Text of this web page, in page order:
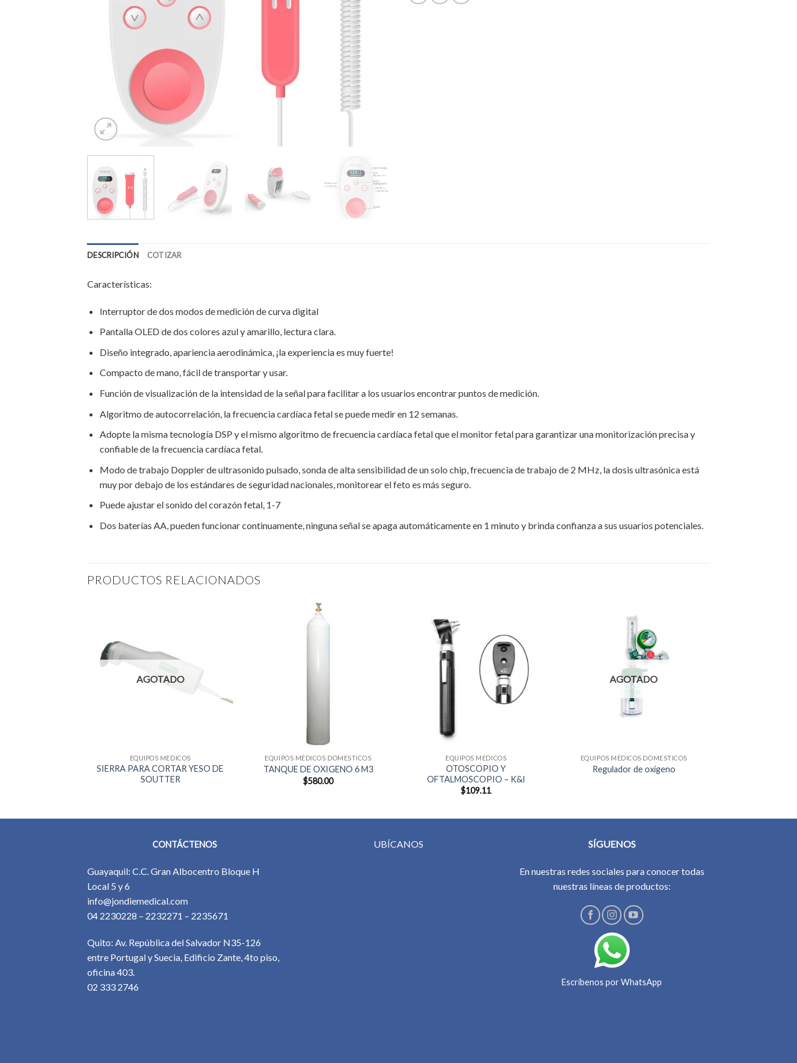
DESCRIPCIÓN COTIZAR
Características:
Interruptor de dos modos de medición de curva digital
Pantalla OLED de dos colores azul y amarillo, lectura clara.
Diseño integrado, apariencia aerodinámica, ¡la experiencia es muy fuerte!
Compacto de mano, fácil de transportar y usar.
Función de visualización de la intensidad de la señal para facilitar a los usuarios encontrar puntos de medición.
Algoritmo de autocorrelación, la frecuencia cardíaca fetal se puede medir en 12 semanas.
Adopte la misma tecnología DSP y el mismo algoritmo de frecuencia cardíaca fetal que el monitor fetal para garantizar una monitorización precisa y
confiable de la frecuencia cardíaca fetal.
Modo de trabajo Doppler de ultrasonido pulsado, sonda de alta sensibilidad de un solo chip, frecuencia de trabajo de 2 MHz, la dosis ultrasónica está
muy por debajo de los estándares de seguridad nacionales, monitorear el feto es más seguro.
Puede ajustar el sonido del corazón fetal, 1-7
Dos baterías AA, pueden funcionar continuamente, ninguna señal se apaga automáticamente en 1 minuto y brinda confianza a sus usuarios potenciales.
PRODUCTOS RELACIONADOS
AGOTADO
EQUIPOS MEDICOS
SIERRA PARA CORTAR YESO DE
SOUTTER
EQUIPOS MÉDICOS DOMESTICOS
TANQUE DE OXIGENO 6 M3
$580.00
EQUIPOS MEDICOS
OTOSCOPIO Y
OFTALMOSCOPIO – K&I
$109.11
AGOTADO
EQUIPOS MÉDICOS DOMESTICOS
Regulador de oxígeno
CONTÁCTENOS
Guayaquil: C.C. Gran Albocentro Bloque H
Local 5 y 6
info@jondiemedical.com
04 2230228 – 2232271 – 2235671
Quito: Av. República del Salvador N35-126
entre Portugal y Suecia, Edificio Zante, 4to piso,
oficina 403.
02 333 2746
UBÍCANOS SÍGUENOS
En nuestras redes sociales para conocer todas
nuestras líneas de productos:
Escríbenos por WhatsApp